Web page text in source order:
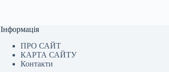
Інформація
ПРО САЙТ
КАРТА САЙТУ
Контакти